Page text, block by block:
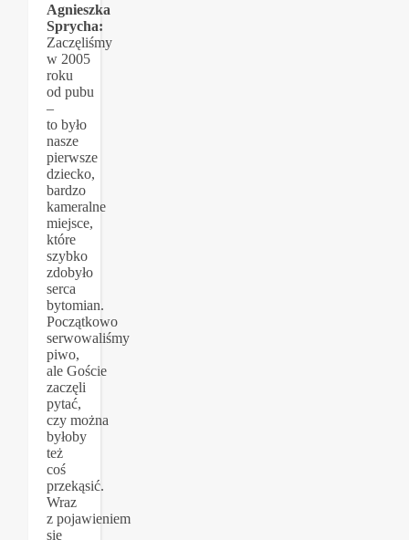
Agnieszka
Sprycha:
Zaczęliśmy
w 2005
roku
od pubu
–
to było
nasze
pierwsze
dziecko,
bardzo
kameralne
miejsce,
które
szybko
zdobyło
serca
bytomian.
Początkowo
serwowaliśmy
piwo,
ale Goście
zaczęli
pytać,
czy można
byłoby
też
coś
przekąsić.
Wraz
z pojawieniem
się